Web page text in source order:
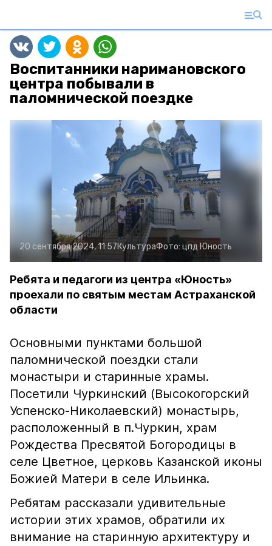
Воспитанники наримановского
центра побывали в
паломнической поездке
20 сентября 2024, 11:57КультураФото: цпд Юность
Ребята и педагоги из центра «Юность»
проехали по святым местам Астраханской
области
Основными пунктами большой
паломнической поездки стали
монастыри и старинные храмы.
Посетили Чуркинский (Высокогорский
Успенско-Николаевский) монастырь,
расположенный в п.Чуркин, храм
Рождества Пресвятой Богородицы в
селе Цветное, церковь Казанской иконы
Божией Матери в селе Ильинка.
Ребятам рассказали удивительные
истории этих храмов, обратили их
внимание на старинную архитектуру и